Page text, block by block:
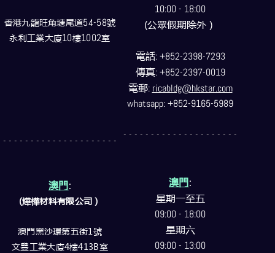
香港九龍旺角塘尾道54-58號
永利工業大廈10樓1002室
- - - - - - - - - - - - - - - - - - - - -
澳門:
(燁樺材料有限公司）
澳門黑沙環第五街1號
文豐工業大廈4樓413B室
10:00 - 18:00
(公眾假期除外）
電話: +852-2398-7293
傳真: +852-2397-0019
電郵: ricabldg@hkstar.com
whatsapp: +852-9165-5989
- - - - - - - - - - - - - - - - - - - - -
澳門:
星期一至五
09:00 - 18:00
星期六
09:00 - 13:00